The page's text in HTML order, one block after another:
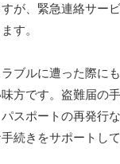
が、緊急連絡サー
す。
ブルに遭った際に
方です。盗難届の
スポートの再発行
続きをサポートして